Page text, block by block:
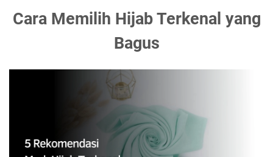
Cara Memilih Hijab Terkenal yang
Bagus